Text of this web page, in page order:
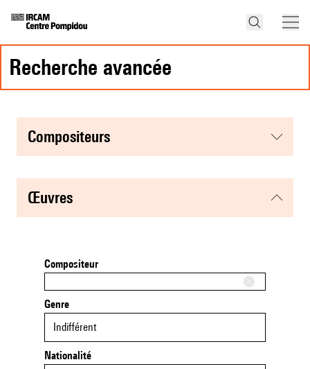
recherche avancée
compositeurs
œuvres
Compositeur
Genre
Indifférent
Nationalité